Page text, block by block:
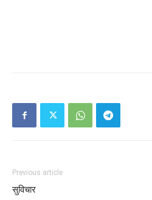
Previous article
सुविचार